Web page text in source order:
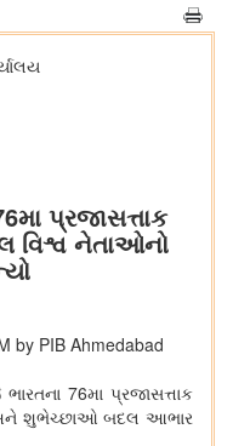
પ્રજાસત્તાક
વિશ્વ નેતાઓનો
by PIB Ahmedabad
​​ભારતના76મા પ્રજાસત્તાક
શુભેચ્છાઓ બદલ આભાર